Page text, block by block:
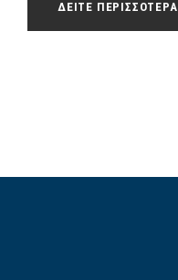
ΔΕΙΤΕ ΠΕΡΙΣΣΟΤΕΡΑ